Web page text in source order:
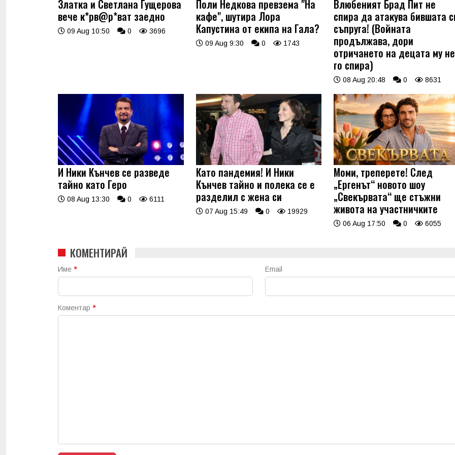
Златка и Светлана Гущерова
вече к*рв@р*ват заедно
09 Aug 10:50 0 3696
Поли Недкова превзема "На
кафе", шутира Лора
Капустина от екипа на Гала?
09 Aug 9:30 0 1743
Влюбеният Брад Пит не
спира да атакува бившата
съпруга! (Войната
продължава, дори
отричането на децата му не
го спира)
08 Aug 20:48 0 8631
И Ники Кънчев се разведе
тайно като Геро
08 Aug 13:30 0 6111
Като пандемия! И Ники
Кънчев тайно и полека се е
разделил с жена си
07 Aug 15:49 0 19929
Моми, треперете! След
„Ергенът“ новото шоу
„Свекървата“ ще стъжни
живота на участничките
06 Aug 17:50 0 6055
КОМЕНТИРАЙ
Име * Email
Коментар *